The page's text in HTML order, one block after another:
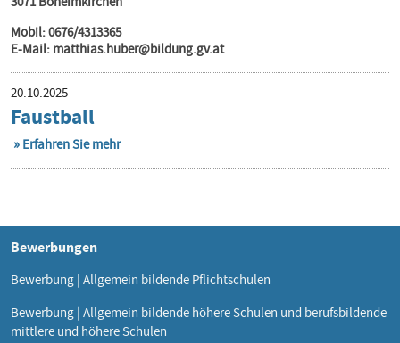
Mobil: 0676/4313365
E-Mail: matthias.huber@bildung.gv.at
20.10.2025
Faustball
Erfahren Sie mehr
Bewerbungen
Bewerbung | Allgemein bildende Pflichtschulen
Bewerbung | Allgemein bildende höhere Schulen und berufsbildende
mittlere und höhere Schulen